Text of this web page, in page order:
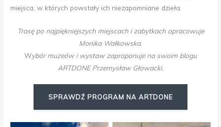
miejsca, w których powstały ich niezapomniane dzieła.
Trasę po najpiękniejszych miejscach i zabytkach opracowuje
Monika Wałkowska.
Wybór muzeów i wystaw zaproponuje na swoim blogu
ARTDONE Przemysław Głowacki,
SPRAWDŹ PROGRAM NA ARTDONE